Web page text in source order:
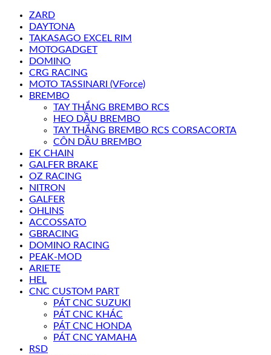
ZARD
DAYTONA
TAKASAGO EXCEL RIM
MOTOGADGET
DOMINO
CRG RACING
MOTO TASSINARI (VForce)
BREMBO
TAY THẮNG BREMBO RCS
HEO DẦU BREMBO
TAY THẮNG BREMBO RCS CORSACORTA
CÔN DẦU BREMBO
EK CHAIN
GALFER BRAKE
OZ RACING
NITRON
GALFER
OHLINS
ACCOSSATO
GBRACING
DOMINO RACING
PEAK-MOD
ARIETE
HEL
CNC CUSTOM PART
PÁT CNC SUZUKI
PÁT CNC KHÁC
PÁT CNC HONDA
PÁT CNC YAMAHA
RSD